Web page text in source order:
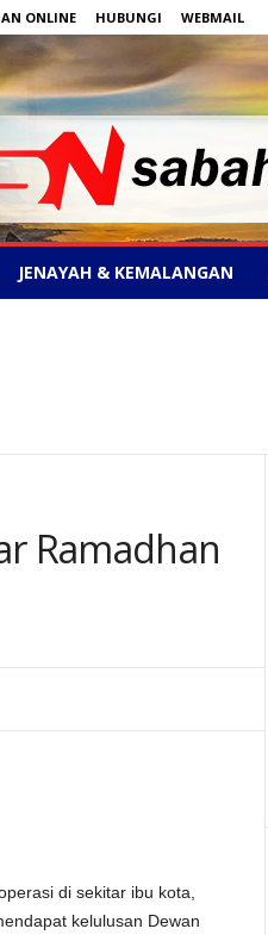
ONLINE HUBUNGI WEBMAIL
JENAYAH & KEMALANGAN
Ramadhan
di sekitar ibu kota,
kelulusan Dewan